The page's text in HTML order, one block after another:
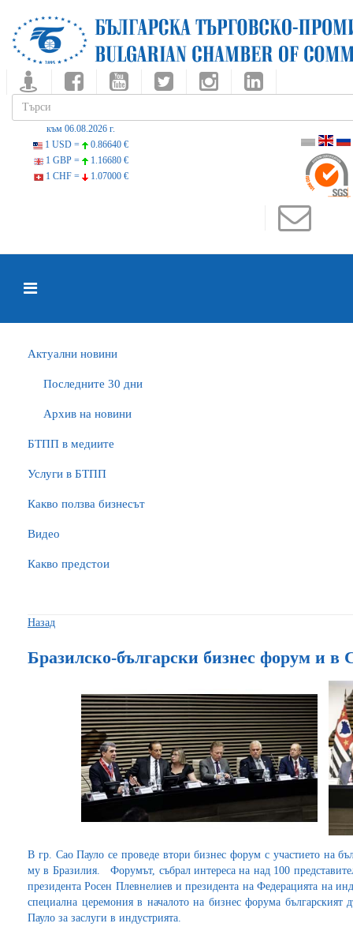
към 06.08.2026 г.
1 USD =
0.86640 €
1 GBP =
1.16680 €
1 CHF =
1.07000 €
Актуални новини
Последните 30 дни
Архив на новини
БTПП в медиите
Услуги в БТПП
Какво ползва бизнесът
Видео
Какво предстои
Назад
Бразилско-български бизнес форум и в
В гр. Сао Пауло се проведе втори бизнес форум с участието на
му в Бразилия. Форумът, събрал интереса на над 100
президента Росен Плевнелиев и президента на Федерацията на
специална церемония в началото на бизнес форума
Пауло за заслуги в индустрията.